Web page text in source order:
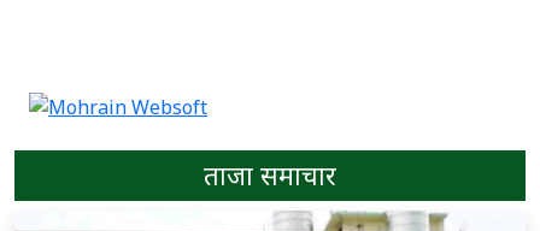
ताजा समाचार